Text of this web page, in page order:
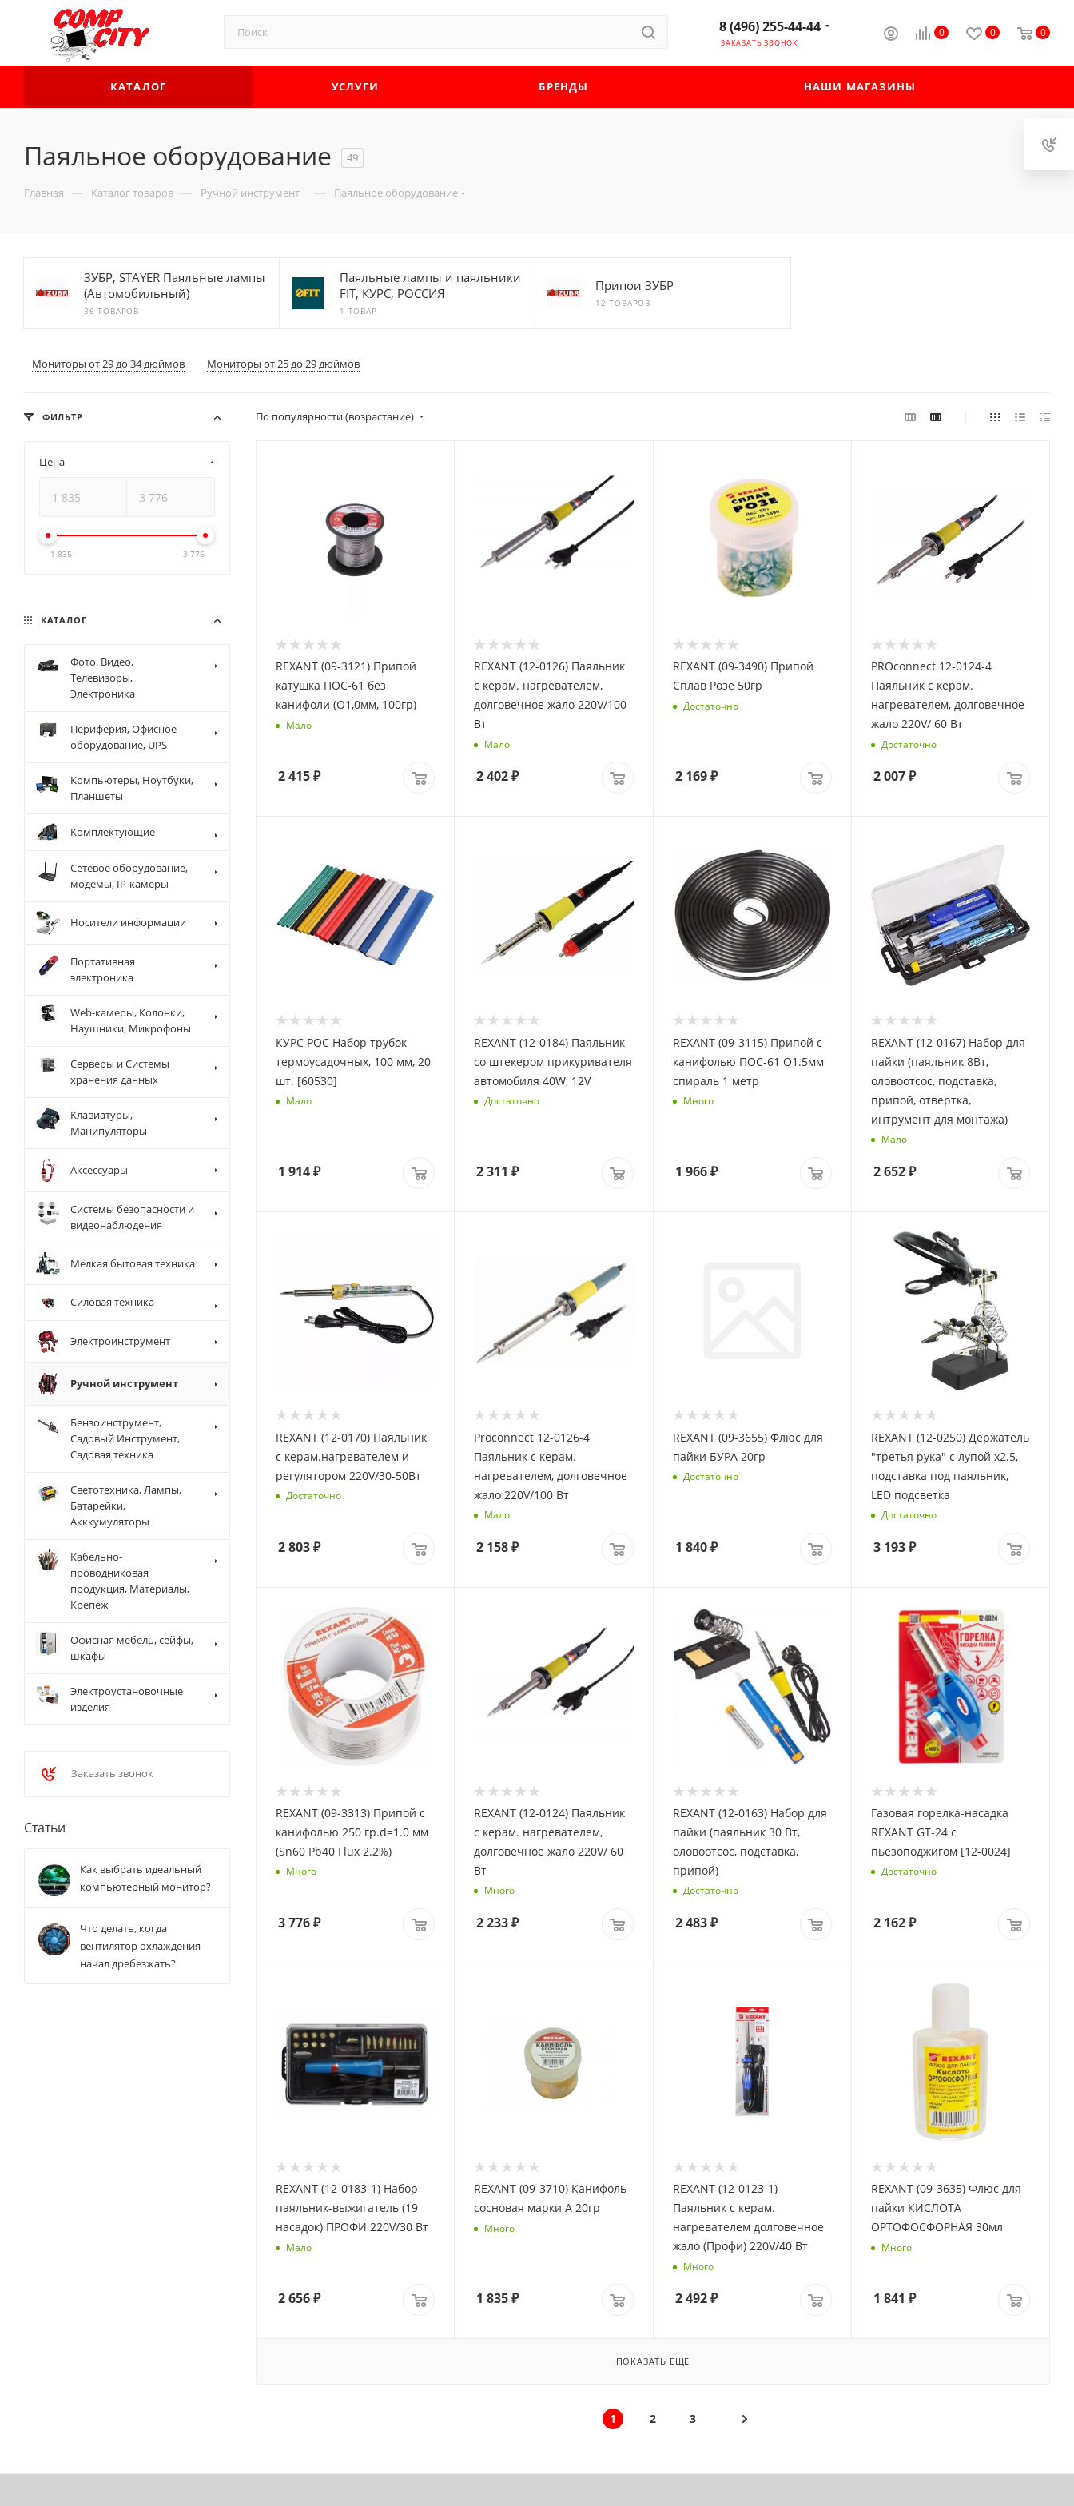
0 0 0
8 (496) 255-44-44
ЗАКАЗАТЬ ЗВОНОК
КАТАЛОГ УСЛУГИ БРЕНДЫ НАШИ МАГАЗИНЫ
Паяльное оборудование 49
Главная — Каталог товаров — Ручной инструмент — Паяльное оборудование
ЗУБР, STAYER Паяльные лампы
(Автомобильный)
36 ТОВАРОВ
Паяльные лампы и паяльники
FIT, КУРС, РОССИЯ
1 ТОВАР
Припои ЗУБР
12 ТОВАРОВ
Мониторы от 29 до 34 дюймов Мониторы от 25 до 29 дюймов
По популярности (возрастание)
REXANT (09-3121) Припой
катушка ПОС-61 без
канифоли (O1,0мм, 100гр)
Мало
2 415₽
REXANT (12-0126) Паяльник
с керам. нагревателем,
долговечное жало 220V/100
Вт
Мало
2 402₽
REXANT (09-3490) Припой
Сплав Розе 50гр
Достаточно
2 169₽
PROconnect 12-0124-4
Паяльник с керам.
нагревателем, долговечное
жало 220V/ 60 Вт
Достаточно
2 007₽
КУРС РОС Набор трубок
термоусадочных, 100 мм, 20
шт. [60530]
Мало
1 914₽
REXANT (12-0184) Паяльник
со штекером прикуривателя
автомобиля 40W, 12V
Достаточно
2 311 ₽
REXANT (09-3115) Припой с
канифолью ПОС-61 O1.5мм
спираль 1 метр
Много
1 966₽
REXANT (12-0167) Набор для
пайки (паяльник 8Вт,
оловоотсос, подставка,
припой, отвертка,
интрумент для монтажа)
Мало
2 652₽
REXANT (12-0170) Паяльник
с керам.нагревателем и
регулятором 220V/30-50Вт
Достаточно
2 803₽
Proconnect 12-0126-4
Паяльник с керам.
нагревателем, долговечное
жало 220V/100 Вт
Мало
2 158₽
REXANT (09-3655) Флюс для
пайки БУРА 20гр
Достаточно
1 840₽
REXANT (12-0250) Держатель
"третья рука" с лупой х2.5,
подставка под паяльник,
LED подсветка
Достаточно
3 193₽
REXANT (09-3313) Припой с
канифолью 250 гр.d=1.0 мм
(Sn60 Pb40 Flux 2.2%)
Много
3 776₽
REXANT (12-0124) Паяльник
с керам. нагревателем,
долговечное жало 220V/ 60
Вт
Много
2 233₽
REXANT (12-0163) Набор для
пайки (паяльник 30 Вт,
оловоотсос, подставка,
припой)
Достаточно
2 483₽
Газовая горелка-насадка
REXANT GT-24 с
пьезоподжигом [12-0024]
Достаточно
2 162₽
REXANT (12-0183-1) Набор
паяльник-выжигатель (19
насадок) ПРОФИ 220V/30 Вт
Мало
2 656₽
REXANT (09-3710) Канифоль
сосновая марки А 20гр
Много
1 835₽
REXANT (12-0123-1)
Паяльник с керам.
нагревателем долговечное
жало (Профи) 220V/40 Вт
Много
2 492₽
REXANT (09-3635) Флюс для
пайки КИСЛОТА
ОРТОФОСФОРНАЯ 30мл
Много
1 841 ₽
ПОКАЗАТЬ ЕЩЕ
1 2 3
ФИЛЬТР
Цена
1 835 3 776
КАТАЛОГ
Фото, Видео,
Телевизоры,
Электроника
Периферия, Офисное
оборудование, UPS
Компьютеры, Ноутбуки,
Планшеты
Комплектующие
Сетевое оборудование,
модемы, IP-камеры
Носители информации
Портативная
электроника
Web-камеры, Колонки,
Наушники, Микрофоны
Серверы и Системы
хранения данных
Клавиатуры,
Манипуляторы
Аксессуары
Системы безопасности и
видеонаблюдения
Мелкая бытовая техника
Силовая техника
Электроинструмент
Ручной инструмент
Бензоинструмент,
Садовый Инструмент,
Садовая техника
Светотехника, Лампы,
Батарейки,
Акккумуляторы
Кабельно-
проводниковая
продукция, Материалы,
Крепеж
Офисная мебель, сейфы,
шкафы
Электроустановочные
изделия
Заказать звонок
Статьи
Как выбрать идеальный
компьютерный монитор?
Что делать, когда
вентилятор охлаждения
начал дребезжать?